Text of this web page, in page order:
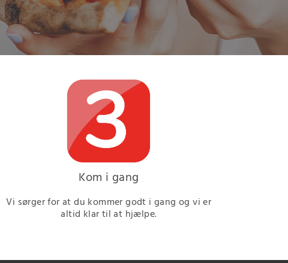
Kom i gang
Vi sørger for at du kommer godt i gang og vi er
altid klar til at hjælpe.